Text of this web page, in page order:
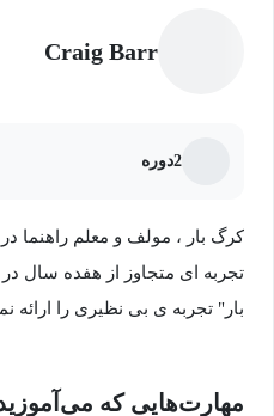
Craig Barr
2دوره
تجربه ای متجاوز از هفده سال
بار" تجربه ی بی نظیری را ارائه
مهارت‌هایی که